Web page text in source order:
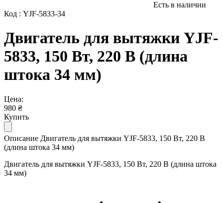
Есть в наличии
Код : YJF-5833-34
Двигатель для вытяжки YJF-
5833, 150 Вт, 220 В (длина
штока 34 мм)
Цена:
980 ₴
Купить
Описание Двигатель для вытяжки YJF-5833, 150 Вт, 220 В
(длина штока 34 мм)
Двигатель для вытяжки YJF-5833, 150 Вт, 220 В (длина штока
34 мм)